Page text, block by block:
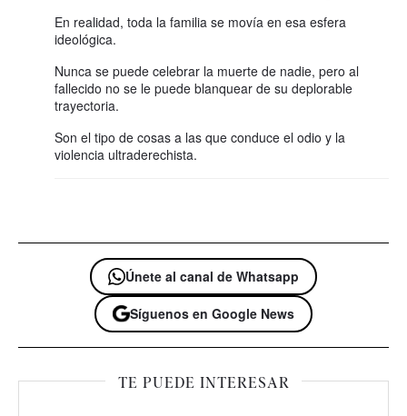
En realidad, toda la familia se movía en esa esfera
ideológica.
Nunca se puede celebrar la muerte de nadie, pero al
fallecido no se le puede blanquear de su deplorable
trayectoria.
Son el tipo de cosas a las que conduce el odio y la
violencia ultraderechista.
Únete al canal de Whatsapp
Síguenos en Google News
TE PUEDE INTERESAR